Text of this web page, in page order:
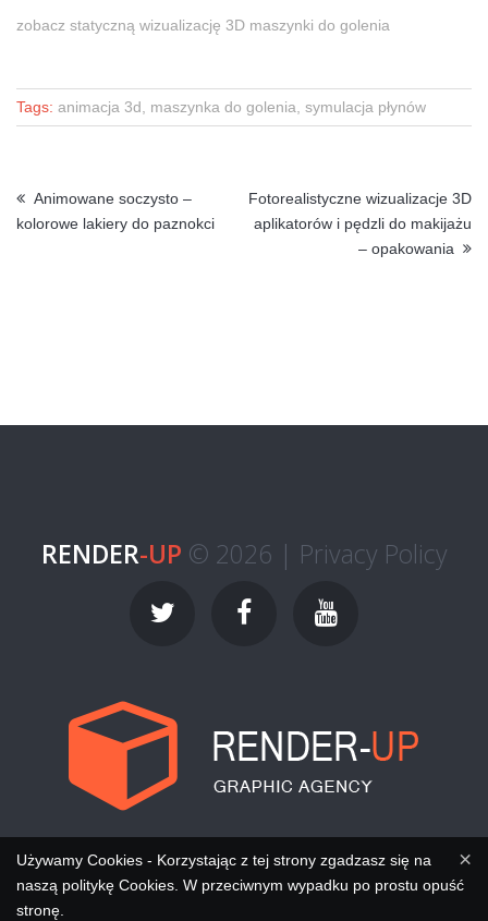
zobacz statyczną wizualizację 3D maszynki do golenia
Tags: animacja 3d, maszynka do golenia, symulacja płynów
Animowane soczysto –
kolorowe lakiery do paznokci
Fotorealistyczne wizualizacje 3D
aplikatorów i pędzli do makijażu
– opakowania
RENDER-UP © 2026 | Privacy Policy
×
Używamy Cookies - Korzystając z tej strony zgadzasz się na
naszą politykę Cookies. W przeciwnym wypadku po prostu opuść
stronę.